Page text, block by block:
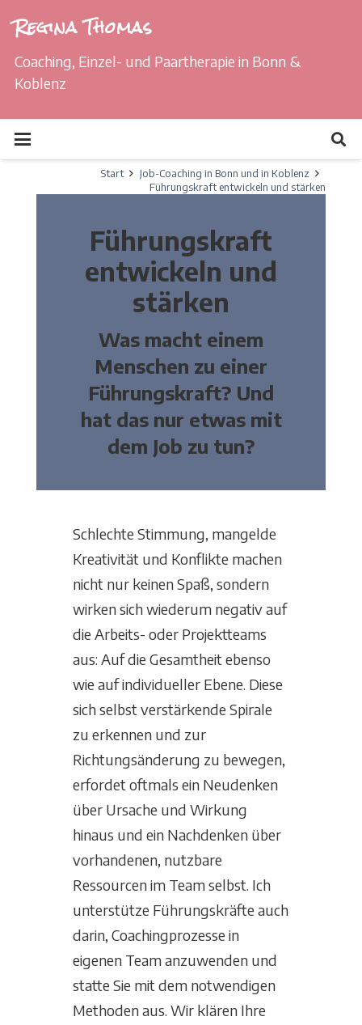
Regina Thomas
Coaching, Einzel- und Paartherapie in Bonn &
Koblenz
Start
Job-Coaching in Bonn und in Koblenz
Führungskraft entwickeln und stärken
Führungskraft
entwickeln und
stärken
Was macht einem
Menschen zu einer
Führungskraft? Und
hat das nur etwas mit
dem Job zu tun?
Schlechte Stimmung, mangelde
Kreativität und Konflikte machen
nicht nur keinen Spaß, sondern
wirken sich wiederum negativ auf
die Arbeits- oder Projektteams
aus: Auf die Gesamtheit ebenso
wie auf individueller Ebene. Diese
sich selbst verstärkende Spirale
zu erkennen und zur
Richtungsänderung zu bewegen,
erfordet oftmals ein Neudenken
über Ursache und Wirkung
hinaus und ein Nachdenken über
vorhandenen, nutzbare
Ressourcen im Team selbst. Ich
unterstütze Führungskräfte auch
darin, Coachingprozesse in
eigenen Team anzuwenden und
statte Sie mit dem notwendigen
Methoden aus. Wir klären Ihre